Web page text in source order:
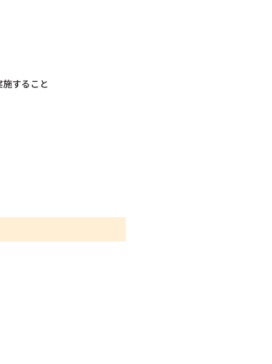
すること